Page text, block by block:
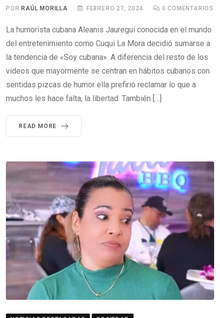
POR RAÚL MORILLA FEBRERO 27, 2024 0 COMENTARIOS
La humorista cubana Aleanis Jauregui conocida en el mundo
del entretenimiento como Cuqui La Mora decidió sumarse a
la tendencia de «Soy cubana». A diferencia del resto de los
videos que mayormente se centran en hábitos cubanos con
sentidas pizcas de humor ella prefirió reclamar lo que a
muchos les hace falta, la libertad. También […]
READ MORE